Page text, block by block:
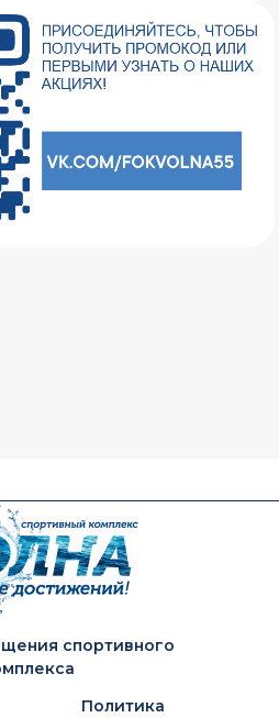
Политика
спортивного